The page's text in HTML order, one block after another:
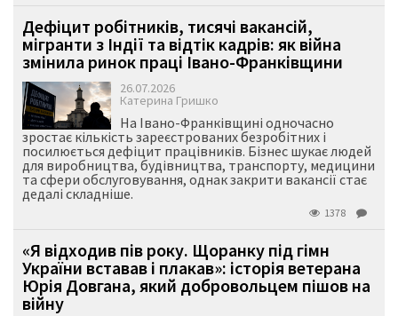
Дефіцит робітників, тисячі вакансій,
мігранти з Індії та відтік кадрів: як війна
змінила ринок праці Івано-Франківщини
26.07.2026
Катерина Гришко
На Івано-Франківщині одночасно
зростає кількість зареєстрованих безробітних і
посилюється дефіцит працівників. Бізнес шукає людей
для виробництва, будівництва, транспорту, медицини
та сфери обслуговування, однак закрити вакансії стає
дедалі складніше.
1378
«Я відходив пів року. Щоранку під гімн
України вставав і плакав»: історія ветерана
Юрія Довгана, який добровольцем пішов на
війну